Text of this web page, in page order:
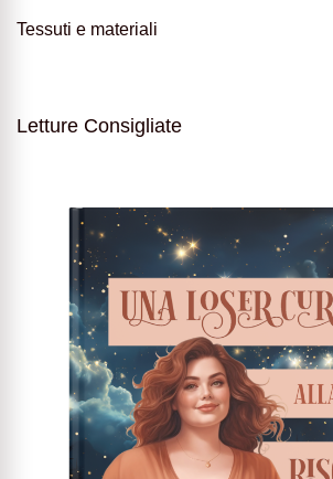
Tessuti e materiali
Letture Consigliate